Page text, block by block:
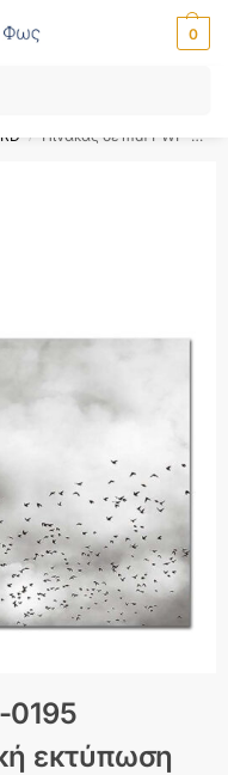
0
κωδικό ‘SPRING’!
/ Πίνακας σε mdf PWF-0195 pakoworld με ψηφιακή εκτύπωση 2πτυχο – 071-000523
0195
εκτύπωση